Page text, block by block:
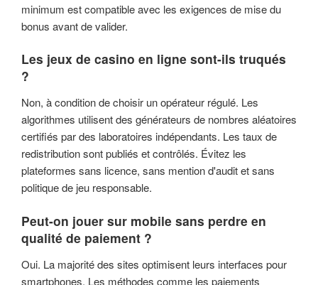
minimum est compatible avec les exigences de mise du
bonus avant de valider.
Les jeux de casino en ligne sont-ils truqués
?
Non, à condition de choisir un opérateur régulé. Les
algorithmes utilisent des générateurs de nombres aléatoires
certifiés par des laboratoires indépendants. Les taux de
redistribution sont publiés et contrôlés. Évitez les
plateformes sans licence, sans mention d'audit et sans
politique de jeu responsable.
Peut-on jouer sur mobile sans perdre en
qualité de paiement ?
Oui. La majorité des sites optimisent leurs interfaces pour
smartphones. Les méthodes comme les paiements